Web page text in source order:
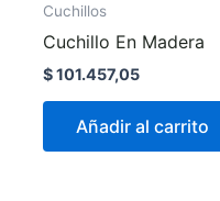
Cuchillos
Cuchillo En Madera
$101.457,05
Añadir al carrito